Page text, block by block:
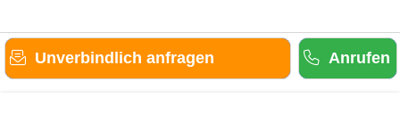
Unverbindlich anfragen Anrufen